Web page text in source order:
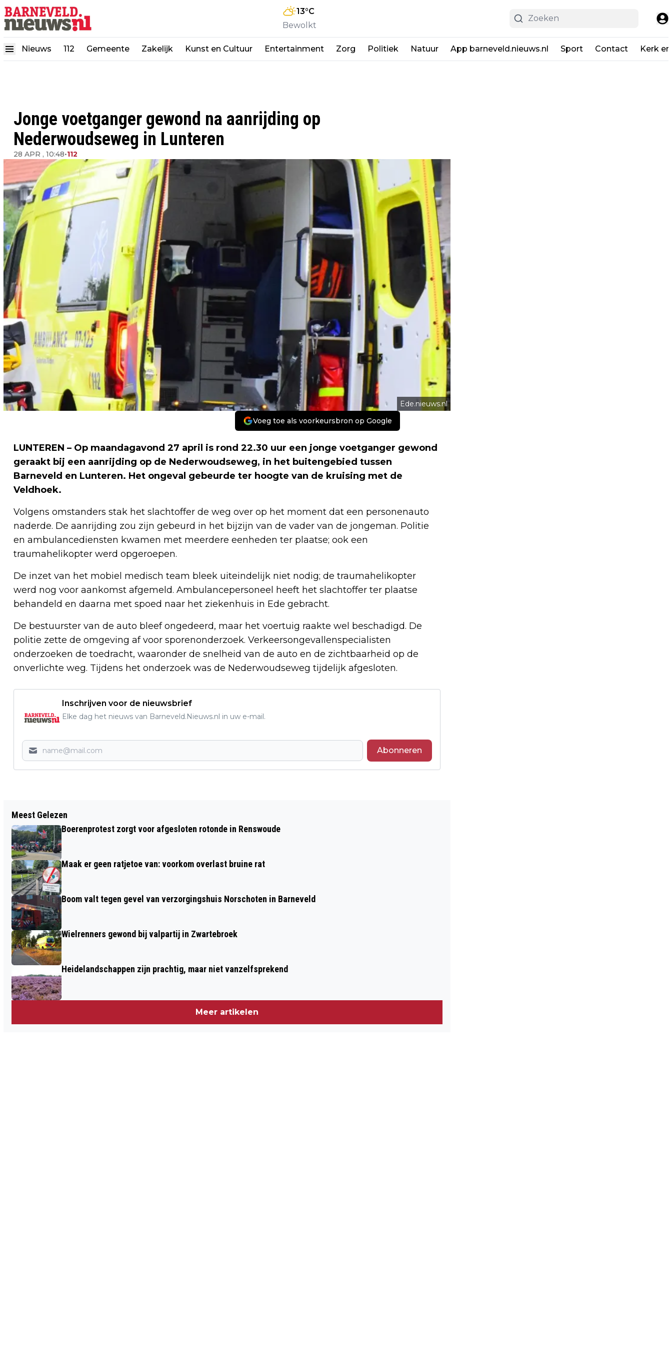
13°C
Bewolkt
Nieuws 112 Gemeente Zakelijk Kunst en Cultuur Entertainment Zorg Politiek Natuur App barneveld.nieuws.nl Sport Contact Kerk
Jonge voetganger gewond na aanrijding op
Nederwoudseweg in Lunteren
28 APR , 10:48•112
Ede.nieuws.nl
Voeg toe als voorkeursbron op Google
LUNTEREN – Op maandagavond 27 april is rond 22.30 uur een jonge voetganger gewond
geraakt bij een aanrijding op de Nederwoudseweg, in het buitengebied tussen
Barneveld en Lunteren. Het ongeval gebeurde ter hoogte van de kruising met de
Veldhoek.
Volgens omstanders stak het slachtoffer de weg over op het moment dat een personenauto
naderde. De aanrijding zou zijn gebeurd in het bijzijn van de vader van de jongeman. Politie
en ambulancediensten kwamen met meerdere eenheden ter plaatse; ook een
traumahelikopter werd opgeroepen.
De inzet van het mobiel medisch team bleek uiteindelijk niet nodig; de traumahelikopter
werd nog voor aankomst afgemeld. Ambulancepersoneel heeft het slachtoffer ter plaatse
behandeld en daarna met spoed naar het ziekenhuis in Ede gebracht.
De bestuurster van de auto bleef ongedeerd, maar het voertuig raakte wel beschadigd. De
politie zette de omgeving af voor sporenonderzoek. Verkeersongevallenspecialisten
onderzoeken de toedracht, waaronder de snelheid van de auto en de zichtbaarheid op de
onverlichte weg. Tijdens het onderzoek was de Nederwoudseweg tijdelijk afgesloten.
Inschrijven voor de nieuwsbrief
Elke dag het nieuws van Barneveld.Nieuws.nl in uw e-mail.
Abonneren
CARAVAN VAT VLAM OP SNELWEG A1
BIJ VOORTHUIZEN
FIETSPAD BIJ KRUISING PETEWEG EN
Meest Gelezen
Boerenprotest zorgt voor afgesloten rotonde in Renswoude
Maak er geen ratjetoe van: voorkom overlast bruine rat
Boom valt tegen gevel van verzorgingshuis Norschoten in Barneveld
Wielrenners gewond bij valpartij in Zwartebroek
Heidelandschappen zijn prachtig, maar niet vanzelfsprekend
Meer artikelen